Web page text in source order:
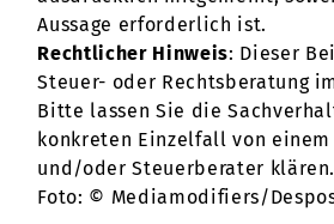
Aussage erforderlich ist.
Rechtlicher Hinweis: Dieser
Steuer- oder Rechtsberatung
Bitte lassen Sie die
konkreten Einzelfall von
und/oder Steuerberater klären.
Foto: © Mediamodifiers/